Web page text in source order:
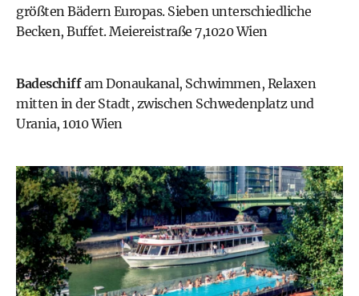
größten Bädern Europas. Sieben unterschiedliche
Becken, Buffet. Meiereistraße 7,1020 Wien
Badeschiffam Donaukanal, Schwimmen, Relaxen
mitten in der Stadt, zwischen Schwedenplatz und
Urania, 1010 Wien